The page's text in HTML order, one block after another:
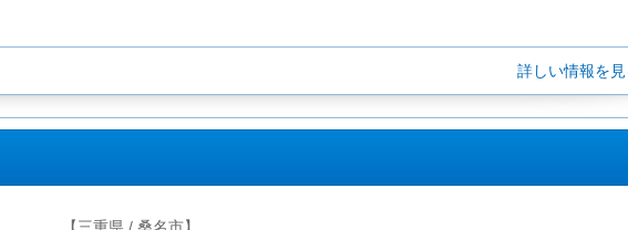
詳しい情報を